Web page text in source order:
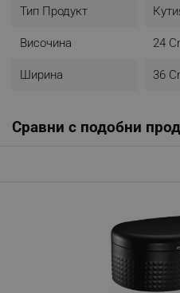
Тип Продукт
Височина 24
Ширина 36
Сравни с подобни